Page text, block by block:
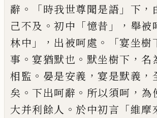
辭 。「時我世尊聞是語 」 下 ，
己不及 。初中 「憶昔 」， 舉被
林中 」， 出被呵處 。「宴坐樹
事 。宴猶默也 。 默坐樹下 ，名
相監 。 晏是安義 ，宴是默義 ，
矣 。 下出呵辭 。 所以須呵 ， 為
大并利餘人 。 於中初言 「維摩